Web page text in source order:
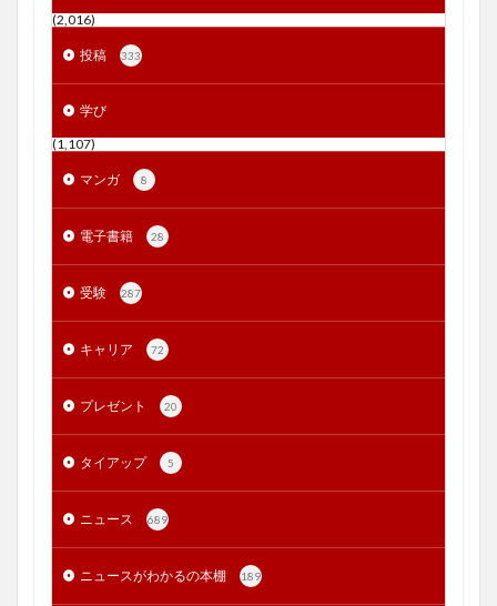
(2,016)
投稿 333
学び
(1,107)
マンガ 8
電子書籍 28
受験 287
キャリア 72
プレゼント 20
タイアップ 5
ニュース 689
ニュースがわかるの本棚 189